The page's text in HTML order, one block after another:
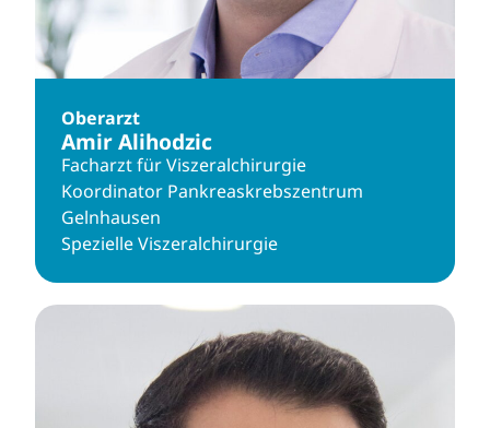
Oberarzt
Amir Alihodzic
Facharzt für Viszeralchirurgie
Koordinator Pankreaskrebszentrum
Gelnhausen
Spezielle Viszeralchirurgie